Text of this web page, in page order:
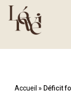
Accueil » Déficit